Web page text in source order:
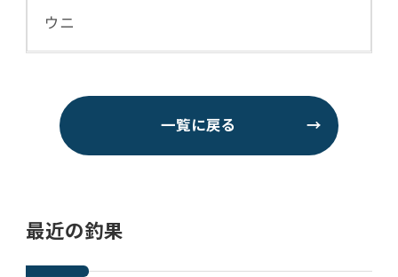
ウニ
一覧に戻る →
最近の釣果